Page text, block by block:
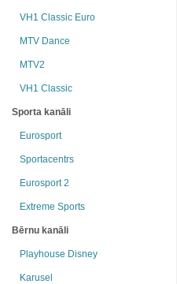
VH1 Classic Euro
MTV Dance
MTV2
VH1 Classic
Sporta kanāli
Eurosport
Sportacentrs
Eurosport 2
Extreme Sports
Bērnu kanāli
Playhouse Disney
Karusel